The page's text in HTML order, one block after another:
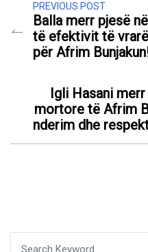
PREVIOUS POST
Balla merr pjesë
të efektivit të
për Afrim
Igli Hasani
mortore të Afrim
nderim dhe